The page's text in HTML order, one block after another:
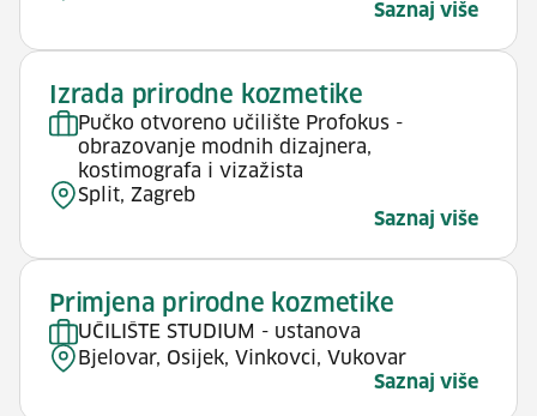
Saznaj više
Izrada prirodne kozmetike
Pučko otvoreno učilište Profokus -
obrazovanje modnih dizajnera,
kostimografa i vizažista
Split, Zagreb
Saznaj više
Primjena prirodne kozmetike
UČILIŠTE STUDIUM - ustanova
Bjelovar, Osijek, Vinkovci, Vukovar
Saznaj više